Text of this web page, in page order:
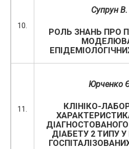
10.
Супрун В.
РОЛЬ ЗНАНЬ ПРО
11.
Юрченко
КЛІНІКО-
ДІАБЕТУ 2 ТИПУ У